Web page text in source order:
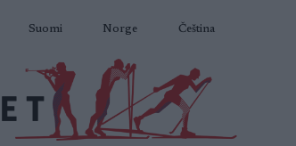
Suomi Norge Čeština